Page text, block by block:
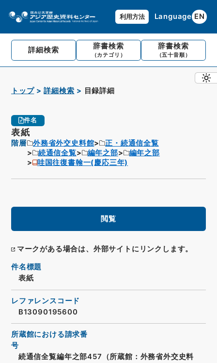
利用方法 Language EN
詳細検索 辞書検索
（カテゴリ）
辞書検索
（五十音順）
トップ 詳細検索 目録詳細
件名
表紙
階層 外務省外交史料館
正・続通信全覧
続通信全覧
編年之部
編年之部
哇国往復書翰一(慶応三年)
閲覧
マークがある場合は、外部サイトにリンクします。
件名標題
表紙
レファレンスコード
B13090195600
所蔵館における請求番
号
続通信全覧編年之部457（所蔵館：外務省外交史料